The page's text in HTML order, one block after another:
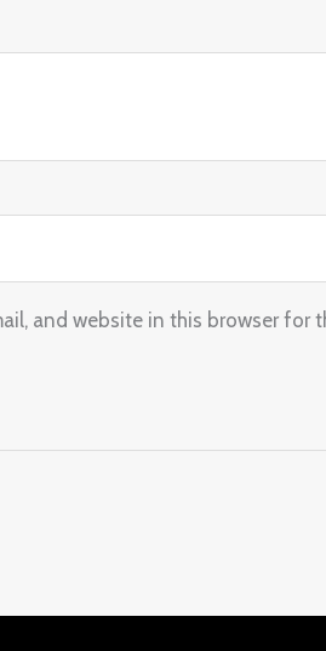
and website in this browser for